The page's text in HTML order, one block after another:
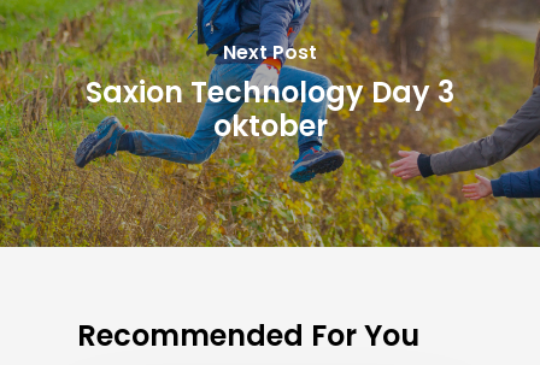
Next Post
Saxion Technology Day 3
oktober
Recommended For You